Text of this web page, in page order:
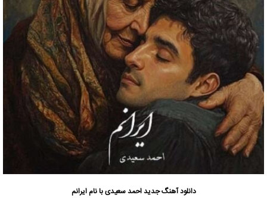
دانلود آهنگ جدیداحمد سعیدیبا نام ایرانم